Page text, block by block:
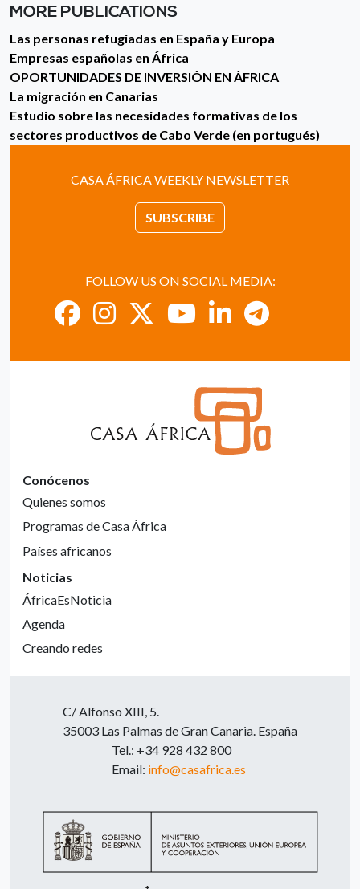
MORE PUBLICATIONS
Las personas refugiadas en España y Europa
Empresas españolas en África
OPORTUNIDADES DE INVERSIÓN EN ÁFRICA
La migración en Canarias
Estudio sobre las necesidades formativas de los
sectores productivos de Cabo Verde (en portugués)
CASA ÁFRICA WEEKLY NEWSLETTER
SUBSCRIBE
FOLLOW US ON SOCIAL MEDIA:
Conócenos
Quienes somos
Programas de Casa África
Países africanos
Noticias
ÁfricaEsNoticia
Agenda
Creando redes
C/ Alfonso XIII, 5.
35003 Las Palmas de Gran Canaria. España
Tel.: +34 928 432 800
Email: info@casafrica.es